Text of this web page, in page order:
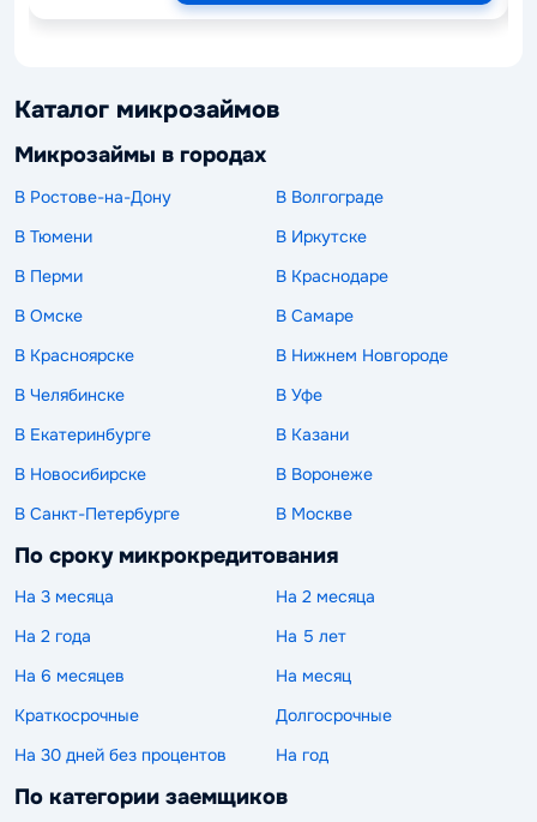
Каталог микрозаймов
Микрозаймы в городах
В Ростове-на-Дону
В Волгограде
В Тюмени
В Иркутске
В Перми
В Краснодаре
В Омске
В Самаре
В Красноярске
В Нижнем Новгороде
В Челябинске
В Уфе
В Екатеринбурге
В Казани
В Новосибирске
В Воронеже
В Санкт-Петербурге
В Москве
По сроку микрокредитования
На 3 месяца
На 2 месяца
На 2 года
На 5 лет
На 6 месяцев
На месяц
Краткосрочные
Долгосрочные
На 30 дней без процентов
На год
По категории заемщиков